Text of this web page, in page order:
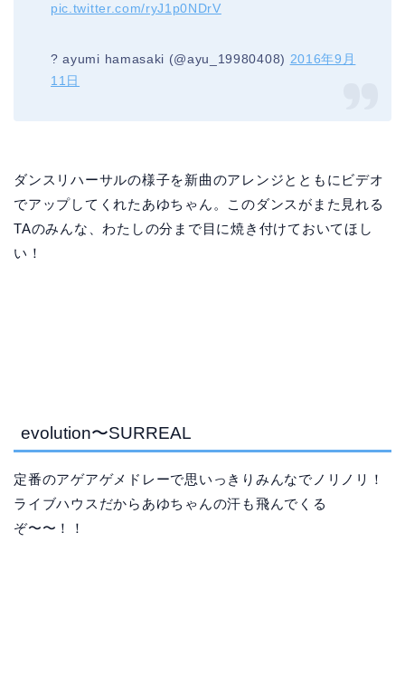
pic.twitter.com/ryJ1p0NDrV
? ayumi hamasaki (@ayu_19980408) 2016年9月
11日
ダンスリハーサルの様子を新曲のアレンジとともにビデオ
でアップしてくれたあゆちゃん。このダンスがまた見れる
TAのみんな、わたしの分まで目に焼き付けておいてほし
い！
evolution〜SURREAL
定番のアゲアゲメドレーで思いっきりみんなでノリノリ！
ライブハウスだからあゆちゃんの汗も飛んでくる
ぞ〜〜！！